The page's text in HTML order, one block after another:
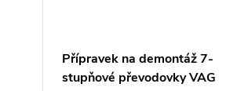
Přípravek na demontáž 7-
stupňové převodovky VAG